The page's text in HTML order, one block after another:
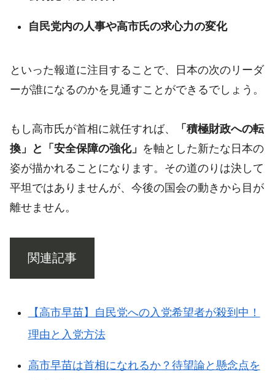
自民党内の人事や高市氏の求心力の変化
といった報道に注目することで、日本の次のリーダ
ーが誰になるのかを見通すことができるでしょう。
もし高市氏が首相に就任すれば、
「積極財政への転
換」と「安全保障の強化」 を軸とした新たな日本の
姿が描かれることになります。その道のりは決して
平坦ではありませんが、今後の国会の動きから目が
離せません。
関連記事
【高市早苗】自民党への入党希望者が殺到中！
理由と入党方法
高市早苗は首相になれるか？待望論と懸念点を